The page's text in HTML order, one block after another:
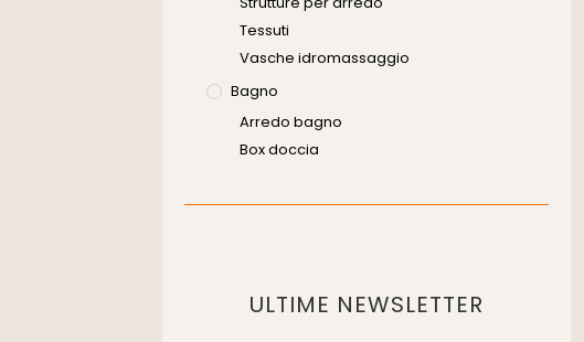
Tessuti
Vasche idromassaggio
Bagno
Arredo bagno
Box doccia
Placche di comando per wc
Termostati
ULTIME NEWSLETTER